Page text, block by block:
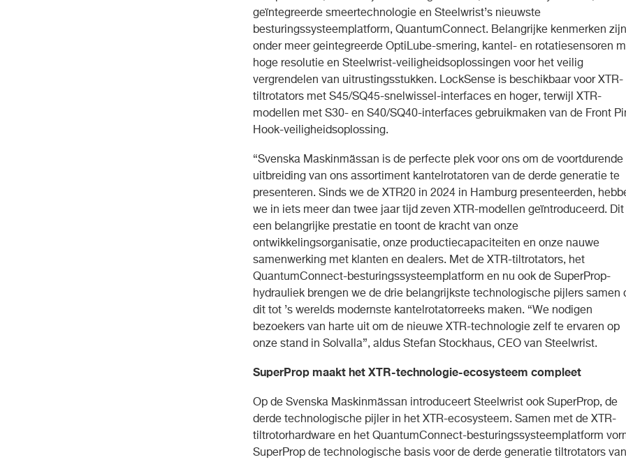
geïntegreerde smeertechnologie en Steelwrist’s nieuwste
besturingssysteemplatform, QuantumConnect. Belangrijke kenmerken zijn
onder meer geintegreerde OptiLube-smering, kantel- en rotatiesensoren
hoge resolutie en Steelwrist-veiligheidsoplossingen voor het veilig
vergrendelen van uitrustingsstukken. LockSense is beschikbaar voor XTR-
tiltrotators met S45/SQ45-snelwissel-interfaces en hoger, terwijl XTR-
modellen met S30- en S40/SQ40-interfaces gebruikmaken van de Front
Hook-veiligheidsoplossing.
“Svenska Maskinmässan is de perfecte plek voor ons om de voortdurende
uitbreiding van ons assortiment kantelrotatoren van de derde generatie te
presenteren. Sinds we de XTR20 in 2024 in Hamburg presenteerden,
we in iets meer dan twee jaar tijd zeven XTR-modellen geïntroduceerd. Dit
een belangrijke prestatie en toont de kracht van onze
ontwikkelingsorganisatie, onze productiecapaciteiten en onze nauwe
samenwerking met klanten en dealers. Met de XTR-tiltrotators, het
QuantumConnect-besturingssysteemplatform en nu ook de SuperProp-
hydrauliek brengen we de drie belangrijkste technologische pijlers samen
dit tot ’s werelds modernste kantelrotatorreeks maken. “We nodigen
bezoekers van harte uit om de nieuwe XTR-technologie zelf te ervaren op
onze stand in Solvalla”, aldus Stefan Stockhaus, CEO van Steelwrist.
SuperProp maakt het XTR-technologie-ecosysteem compleet
Op de Svenska Maskinmässan introduceert Steelwrist ook SuperProp, de
derde technologische pijler in het XTR-ecosysteem. Samen met de XTR-
tiltrotorhardware en het QuantumConnect-besturingssysteemplatform
SuperProp de technologische basis voor de derde generatie tiltrotators van